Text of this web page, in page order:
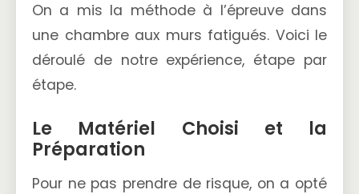
On a mis la méthode à l’épreuve dans
une chambre aux murs fatigués. Voici le
déroulé de notre expérience, étape par
étape.
Le Matériel Choisi et la
Préparation
Pour ne pas prendre de risque, on a opté